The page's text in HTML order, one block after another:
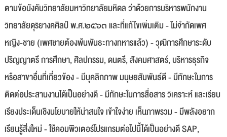
ตามข้อบังคับวิทยาลัยมหาวิทยาลัยมหิดล ว่าด้วยการบริหารพนักงาน
วิทยาลัยดุริยางคศิลป์ พ.ศ.๒๕๖๓ และที่แก้ไขเพิ่มเติม - ไม่จำกัดเพศ
หญิง-ชาย (เพศชายต้องพ้นพันธะทางทหารแล้ว) - วุฒิการศึกษาระดับ
ปริญญาตรี การศึกษา, ศิลปกรรม, ดนตรี, สังคมศาสตร์, บริหารธุรกิจ
หรือสาขาอื่นที่เกี่ยวข้อง - มีบุคลิกภาพ มนุษยสัมพันธ์ดี - มีทักษะในการ
ติดต่อประสานงานได้เป็นอย่างดี - มีทักษะในการสื่อสาร วิเคราะห์ และเรียบ
เรียงประเด็นเชิงนโยบายให้น่าสนใจ เข้าใจง่าย เห็นภาพรวม - มีพลังอยาก
เรียนรู้สิ่งใหม่ - ใช้คอมพิวเตอร์โปรแกรมต่อไปนี้ได้เป็นอย่างดี SAP,